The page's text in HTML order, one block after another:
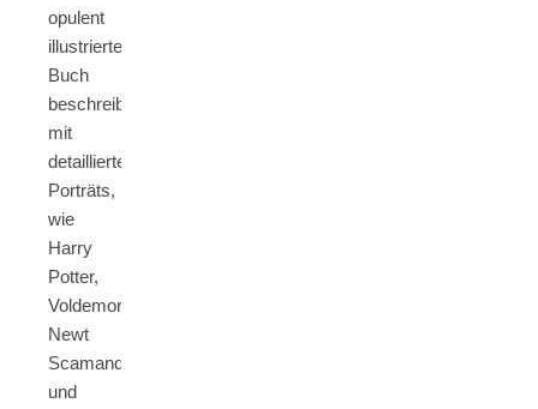
opulent
illustrierte
Buch
beschreibt
mit
detaillierten
Porträts,
wie
Harry
Potter,
Voldemort,
Newt
Scamander
und